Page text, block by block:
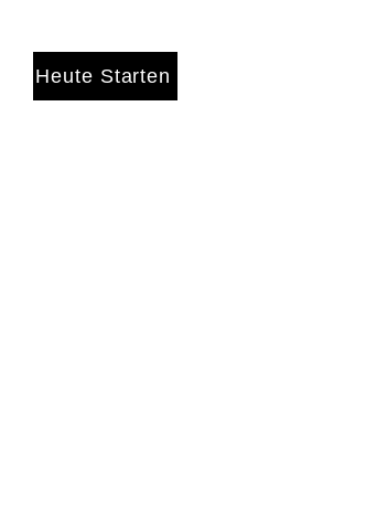
Heute Starten